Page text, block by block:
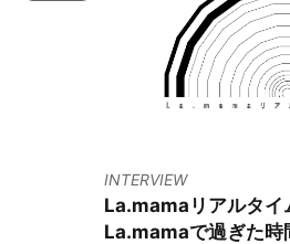
INTERVIEW
La.mamaリアルタイ
La.mamaで過ぎた時